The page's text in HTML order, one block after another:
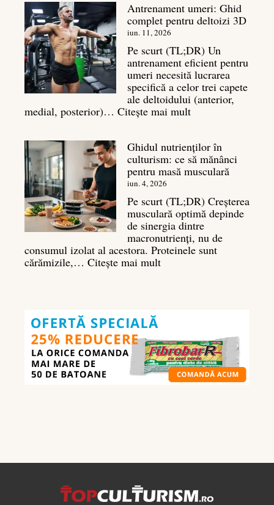
culturism:
Inamicul
tăcut
al
masei
musculare
Antrenament umeri: Ghid
complet pentru deltoizi 3D
iun. 11, 2026
Pe scurt (TL;DR) Un
antrenament eficient pentru
umeri necesită lucrarea
specifică a celor trei capete
ale deltoidului (anterior,
medial, posterior)… Citește mai mult:
Ghid
complet
pentru
3D
Ghidul nutrienților în
culturism: ce să mănânci
pentru masă musculară
iun. 4, 2026
Pe scurt (TL;DR) Creșterea
musculară optimă depinde
de sinergia dintre
macronutrienți, nu de
consumul izolat al acestora. Proteinele sunt
cărămizile,… Citește mai mult:
mănânci
pentru
masă
musculară